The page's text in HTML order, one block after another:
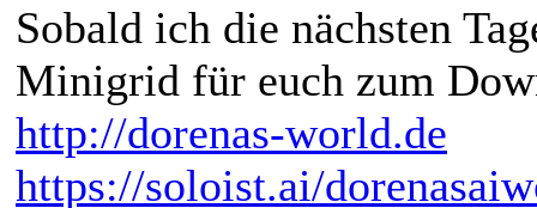
Sobald ich die nächsten
Minigrid für euch zum
http://dorenas-world.de
https://soloist.ai/